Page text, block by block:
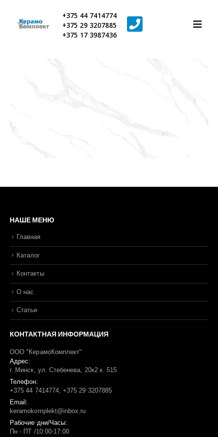
+375 44 7414774
+375 29 3207885
+375 17 3987436
НАШЕ МЕНЮ
Главная
Каталог
Контакты
О нас
Статьи
КОНТАКТНАЯ ИНФОРМАЦИЯ
ООО "КерамоКомплект"
Адрес:
г. Минск, ул. Стебенева, 20к2 к. 515
Телефон:
+375 44 7414774, +375 29 3207885
Email:
keramokomplekt@inbox.ru
Рабочие дни/Часы:
Пн - ПТ /10:00-17:00